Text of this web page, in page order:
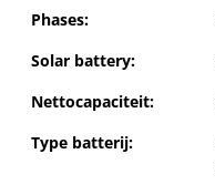
Phases:
Solar battery:
Nettocapaciteit:
Type batterij: